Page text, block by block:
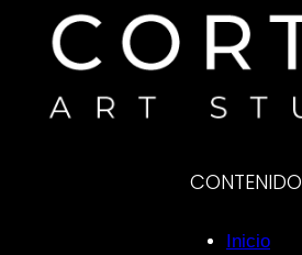
CONTENIDO
Inicio